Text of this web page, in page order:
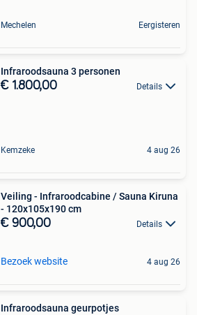
Mechelen Eergisteren
Infraroodsauna 3 personen
€ 1.800,00 Details
Kemzeke 4 aug 26
Veiling - Infraroodcabine / Sauna Kiruna
- 120x105x190 cm
€ 900,00 Details
Bezoek website 4 aug 26
Infraroodsauna geurpotjes